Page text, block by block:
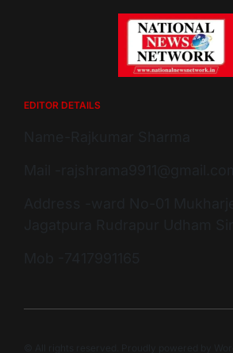
EDITOR DETAILS